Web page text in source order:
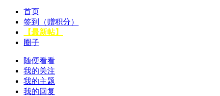
首页
签到（赠积分）
【最新帖】
圈子
随便看看
我的关注
我的主题
我的回复